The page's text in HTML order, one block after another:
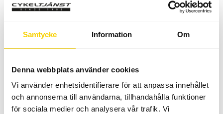
Samtycke Information Om
Denna webbplats använder cookies
Vi använder enhetsidentifierare för att anpassa innehållet
och annonserna till användarna, tillhandahålla funktioner
för sociala medier och analysera vår trafik. Vi
319:-
+
-
KÖP
Certifierad cykelservice & Shimano Service Center
Allt inom cykel på ett ställe